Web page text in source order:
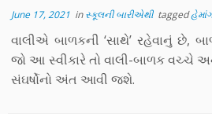
June 17, 2021 inસ્કૂલની બારીએથી tagged
વાલીએ બાળકની ‘સાથે’ રહેવાનું છે,
જો આ સ્વીકારે તો વાલી-બાળક વચ્ચે
સંઘર્ષોનો અંત આવી જશે.